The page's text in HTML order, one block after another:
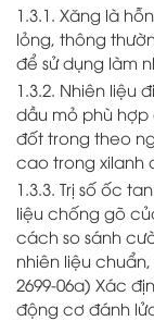
1.3.1. Xăng là
lỏng, thông
để sử dụng làm
1.3.2. Nhiên liệu
dầu mỏ phù hợp
đốt trong theo
cao trong xilanh
1.3.3. Trị số ốc
liệu chống gõ
cách so sánh
nhiên liệu chuẩn,
2699-06a) Xác
động cơ đánh